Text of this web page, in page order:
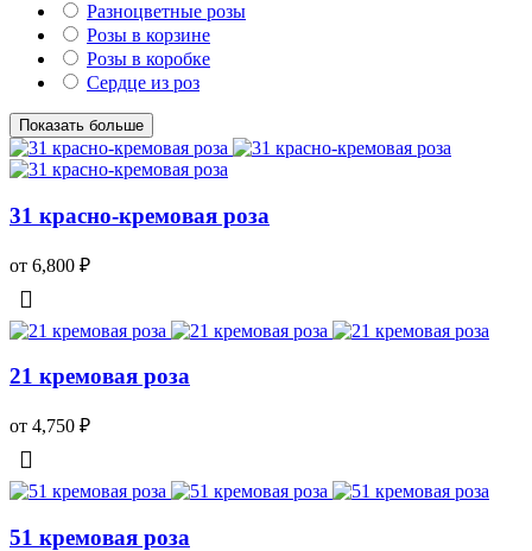
Разноцветные розы
Розы в корзине
Розы в коробке
Сердце из роз
Показать больше
31 красно-кремовая роза
от 6,800 ₽
21 кремовая роза
от 4,750 ₽
51 кремовая роза